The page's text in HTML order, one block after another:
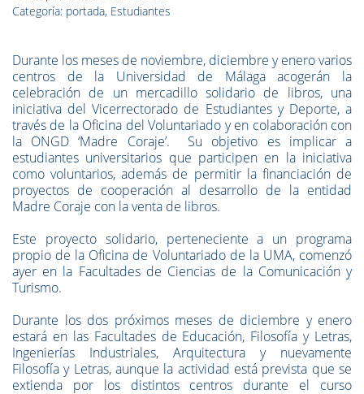
Categoría: portada, Estudiantes
Durante los meses de noviembre, diciembre y enero varios
centros de la Universidad de Málaga acogerán la
celebración de un mercadillo solidario de libros, una
iniciativa del Vicerrectorado de Estudiantes y Deporte, a
través de la Oficina del Voluntariado y en colaboración con
la ONGD ‘Madre Coraje’. Su objetivo es implicar a
estudiantes universitarios que participen en la iniciativa
como voluntarios, además de permitir la financiación de
proyectos de cooperación al desarrollo de la entidad
Madre Coraje con la venta de libros.
Este proyecto solidario, perteneciente a un programa
propio de la Oficina de Voluntariado de la UMA, comenzó
ayer en la Facultades de Ciencias de la Comunicación y
Turismo.
Durante los dos próximos meses de diciembre y enero
estará en las Facultades de Educación, Filosofía y Letras,
Ingenierías Industriales, Arquitectura y nuevamente
Filosofía y Letras, aunque la actividad está prevista que se
extienda por los distintos centros durante el curso